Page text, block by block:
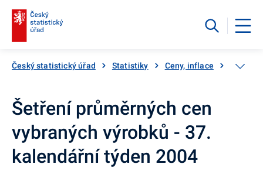
Český statistický úřad Statistiky Ceny, inflace
Šetření průměrných cen
vybraných výrobků - 37.
kalendářní týden 2004